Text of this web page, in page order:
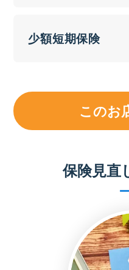
少額短期保険
このお
保険見直